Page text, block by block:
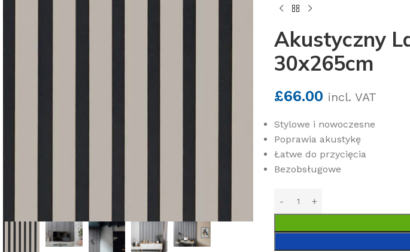
Akustyczny
30x265cm
£66.00 incl. VAT
Stylowe i nowoczesne
Poprawia akustykę
Łatwe do przycięcia
Bezobsługowe